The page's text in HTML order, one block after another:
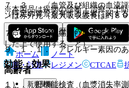
（特定の背景を有する患者に関す
（合併症・既往歴等のある患者）
９．１．１． アレルギー素因のあ
高齢者
７．３． 〈血管及び組織の血流
ンは赤外光（最大吸収波長は約８
７．４． 〈乳癌及び悪性黒色腫
した上で使用すること）。
効能・効果
１）． 肝機能検査（血漿消失率
※本製品は疾病の診断・治療・予
ホーム
ノート
表・計算
レジメン CTCAE
新規登録